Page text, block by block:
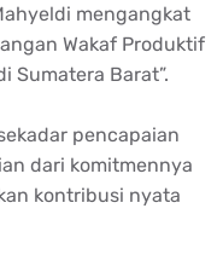
mengangkat
Wakaf Produktif
Sumatera Barat”.
pencapaian
dari komitmennya
kontribusi nyata